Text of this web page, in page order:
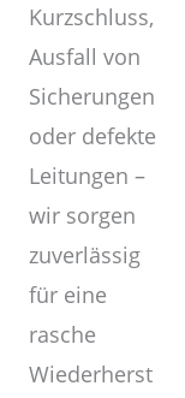
Kurzschluss,
Ausfall von
Sicherungen
oder defekte
Leitungen –
wir sorgen
zuverlässig
für eine
rasche
Wiederherst